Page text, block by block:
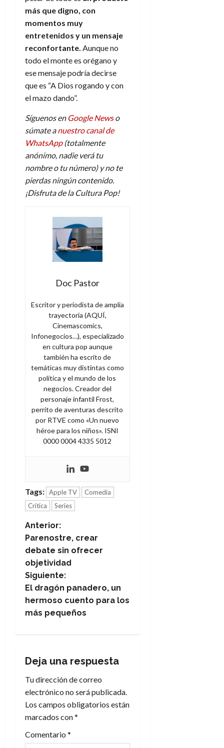
más que digno, con
momentos muy
entretenidos y un mensaje
reconfortante. Aunque no
todo el monte es orégano y
ese mensaje podría decirse
que es “A Dios rogando y con
el mazo dando”.
Síguenos en Google Newso
súmate anuestro canal de
WhatsApp(totalmente
anónimo, nadie verá tu
nombre o tu número) y no te
pierdas ningún contenido.
¡Disfruta de la Cultura Pop!
Doc Pastor
Escritor y periodista de amplia
trayectoria (AQUÍ,
Cinemascomics,
Infonegocios…), especializado
en cultura pop aunque
también ha escrito de
temáticas muy distintas como
política y el mundo de los
negocios. Creador del
personaje infantil Frost,
perrito de aventuras descrito
por RTVE como «Un nuevo
héroe para los niños». ISNI
0000 0004 4335 5012
Tags: Apple TV
Comedia
Crítica
Series
N
a
v
e
g
c
i
ó
n
d
Anterior:
Parenostre, crear
debate sin ofrecer
objetividad
Siguiente:
El dragón panadero, un
hermoso cuento para los
más pequeños
Deja una respuesta
Tu dirección de correo
electrónico no será publicada.
Los campos obligatorios están
marcados con*
Comentario *